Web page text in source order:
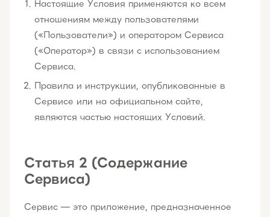
Настоящие Условия применяются ко всем
отношениям между пользователями
(«Пользователи») и оператором Сервиса
(«Оператор») в связи с использованием
Сервиса.
Правила и инструкции, опубликованные в
Сервисе или на официальном сайте,
являются частью настоящих Условий.
Статья 2 (Содержание
Сервиса)
Сервис — это приложение, предназначенное